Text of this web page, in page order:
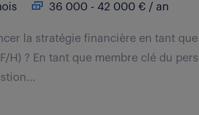
36 000 - 42 000 € / an
la stratégie financière en tant que
H) ? En tant que membre clé du